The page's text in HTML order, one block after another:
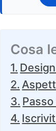
Cosa